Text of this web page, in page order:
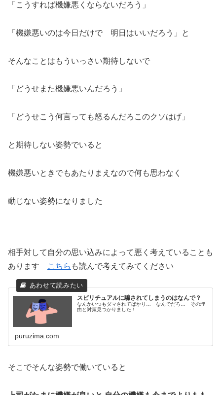
「こうすれば機嫌悪くならないだろう」
「機嫌悪いのは今日だけで 明日はいいだろう」と
そんなことはもういっさい期待しないで
「どうせまた機嫌悪いんだろう」
「どうせこう何言っても怒るんだろこのクソはげ」
と期待しない姿勢でいると
機嫌悪いときでもあたりまえなので何も思わなく
動じない姿勢になりました
相手対して自分の思い込みによって悪く考えていることも
あります
こちら も読んで考えてみてください
スピリチュアルに騙されてしまうのはなんで？
なんかいつもダマされてばかり… なんでだろ… その理
由と対策見つかりました！
puruzima.com
そこでそんな姿勢で働いていると